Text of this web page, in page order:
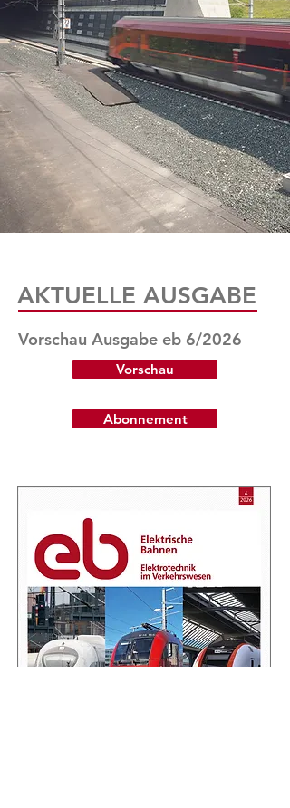
AKTUELLE AUSGABE
Vorschau Ausgabe eb 6/2026
Vorschau
Abonnement